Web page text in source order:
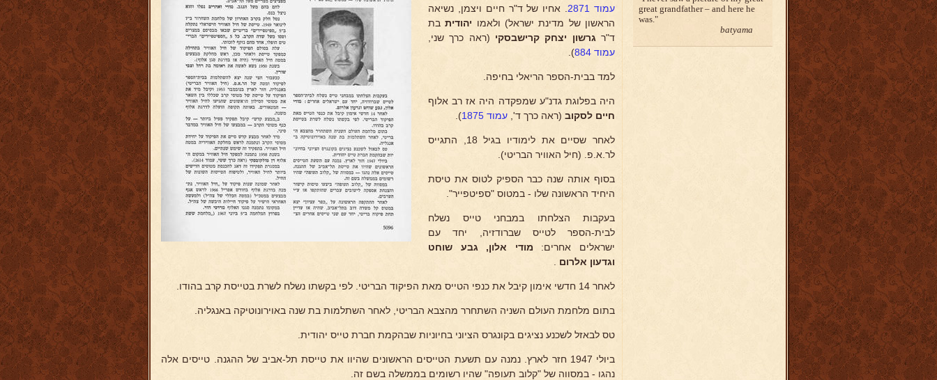
עמוד 2871
. אחיו של ד"ר חיים ויצמן, נשיאה
הראשון של מדינת ישראל) ולאמו יהודיתבת
ד"רגרשון יצחק קרישבסקי (ראה כרך שני,
עמוד 884
).
למד בבית-הספר הריאלי בחיפה.
היה בפלוגת גדנ"ע שמפקדה היה אז רב אלוף
חיים לסקוב (ראה כרך ד', עמוד 1875 ).
לאחר שסיים את לימודיו בגיל 18, התגייס
לר.א.פ. (חיל האוויר הבריטי).
בסוף אותה שנה כבר הספיק לטוס את טיסת
היחיד הראשונה שלו - במטוס "ספיטפייר".
בעקבות הצלחתו במבחני טייס נשלח
לבית-הספר לטייס שברודזיה, יחד עם
ישראלים אחרים: מודי
אלון, גבע שוחט
וגדעון אלרום
לאחר 14 חדשי אימון קיבל את כנפי הטייס מאת הפיקוד הבריטי. לפי בקשתו נשלח לשרת בטייסת קרב בהודו.
בתום מלחמת העולם השניה השתחרר מהצבא הבריטי, לאחר השתלמות בת שנה באוירונוטיקה באנגליה.
טס לבאזל לשכנע נציגים בקונגרס הציוני בחיוניות שבהקמת חברת טייס יהודית.
ביולי 1947 חזר לארץ. נמנה עם תשעת הטייסים הראשונים שהיוו את טייסת תל-אביב של ההגנה. טייסים אלה
נהגו - במסווה של "קלוב תעופה" שהיו רשומים בממשלה בשם זה.
great grandfather – and here he
was.
batyama